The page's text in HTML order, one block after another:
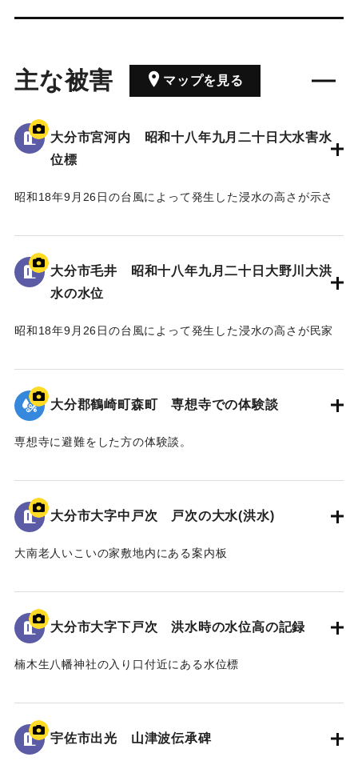
主な被害 マップを見る
大分市宮河内 昭和十八年九月二十日大水害水
位標
昭和18年9月26日の台風によって発生した浸水の高さが示さ
水位は看板の上にある水平の棒の位置であり、地面から3.5 m
の高さがある。
｜固有コード:00481082
大分市毛井 昭和十八年九月二十日大野川大洪
水の水位
昭和18年9月26日の台風によって発生した浸水の高さが民家
水位は地面から3.5 mの位置に示されている。
｜固有コード:00481081
大分郡鶴崎町森町 専想寺での体験談
専想寺に避難をした方の体験談。
流されてきた家が境内のムクノキに引っかかった。
翌日の昼頃には水が引いていた。
大分市大字中戸次 戸次の大水(洪水)
大南老人いこいの家敷地内にある案内板
の詳細が示されている。水位は現在の地面より2.2ｍ。
倒壊家屋30戸、死者11名を出す大惨事であった。
地域住民の交流の場に設置されており、過去の災害について
【出典：案内板】
｜固有コード:
大分市大字下戸次 洪水時の水位高の記録
楠木生八幡神社の入り口付近にある水位標
録されている。水位は標高14.307ｍに到達した。
併せて昭和20年9月台風第16号、昭和36年10月の大雨によっ
て発生した洪水の水位高も記録されている。
宇佐市出光 山津波伝承碑